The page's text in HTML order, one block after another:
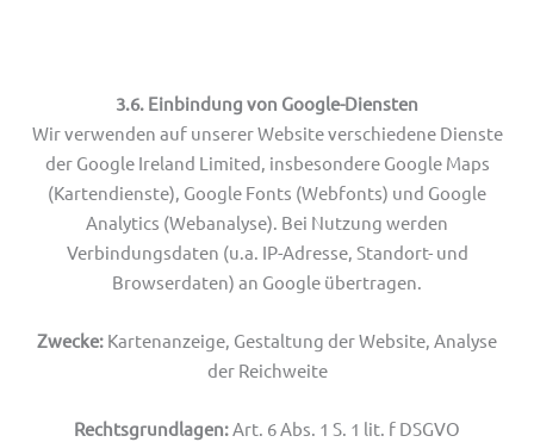
3.6. Einbindung von Google-Diensten
Wir verwenden auf unserer Website verschiedene Dienste
der Google Ireland Limited, insbesondere Google Maps
(Kartendienste), Google Fonts (Webfonts) und Google
Analytics (Webanalyse). Bei Nutzung werden
Verbindungsdaten (u.a. IP-Adresse, Standort- und
Browserdaten) an Google übertragen.
Zwecke: Kartenanzeige, Gestaltung der Website, Analyse
der Reichweite
Rechtsgrundlagen:Art. 6 Abs. 1 S. 1 lit. f DSGVO